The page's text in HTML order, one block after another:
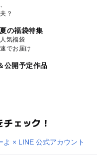
？
の福袋特集
気福袋
でお届け
公開予定作品
ェック！